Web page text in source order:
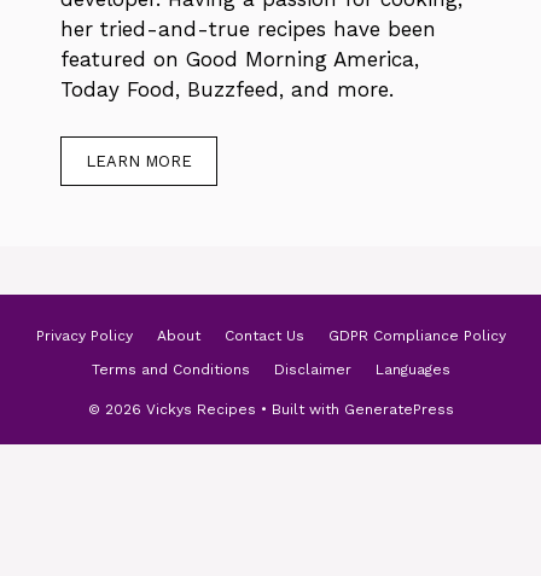
her tried-and-true recipes have been
featured on Good Morning America,
Today Food, Buzzfeed, and more.
LEARN MORE
Privacy Policy About Contact Us
GDPR Compliance Policy
Terms and Conditions
Disclaimer Languages
© 2026 Vickys Recipes • Built with GeneratePress